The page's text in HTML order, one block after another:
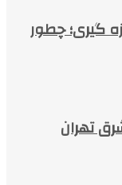
گیری؛ چطور
تهران